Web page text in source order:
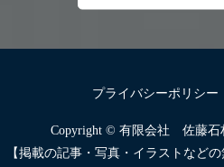
プライバシーポリシー
Copyright © 有限会社 佐藤石
【掲載の記事・写真・イラストなど